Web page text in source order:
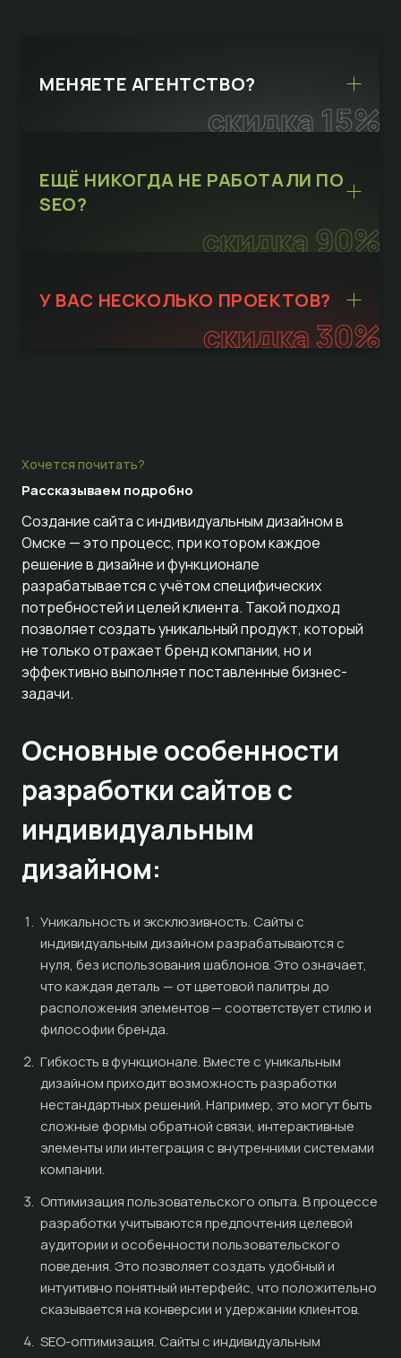
скидка 15%
МЕНЯЕТЕ АГЕНТСТВО?
скидка 90%
ЕЩЁ НИКОГДА НЕ РАБОТАЛИ ПО
SEO?
скидка 30%
У ВАС НЕСКОЛЬКО ПРОЕКТОВ?
Хочется почитать?
Рассказываем подробно
Создание сайта с индивидуальным дизайном в
Омске — это процесс, при котором каждое
решение в дизайне и функционале
разрабатывается с учётом специфических
потребностей и целей клиента. Такой подход
позволяет создать уникальный продукт, который
не только отражает бренд компании, но и
эффективно выполняет поставленные бизнес-
задачи.
Основные особенности
разработки сайтов с
индивидуальным
дизайном:
Уникальность и эксклюзивность. Сайты с
индивидуальным дизайном разрабатываются с
нуля, без использования шаблонов. Это означает,
что каждая деталь — от цветовой палитры до
расположения элементов — соответствует стилю и
философии бренда.
Гибкость в функционале. Вместе с уникальным
дизайном приходит возможность разработки
нестандартных решений. Например, это могут быть
сложные формы обратной связи, интерактивные
элементы или интеграция с внутренними системами
компании.
Оптимизация пользовательского опыта. В процессе
разработки учитываются предпочтения целевой
аудитории и особенности пользовательского
поведения. Это позволяет создать удобный и
интуитивно понятный интерфейс, что положительно
сказывается на конверсии и удержании клиентов.
SEO-оптимизация. Сайты с индивидуальным